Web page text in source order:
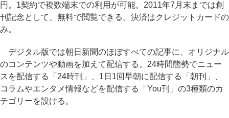
円。1契約で複数端末での利用が可能。2011年7月末までは創
刊記念として、無料で閲覧できる。決済はクレジットカードの
み。
デジタル版では朝日新聞のほぼすべての記事に、オリジナル
のコンテンツや動画を加えて配信する。24時間態勢でニュー
スを配信する「24時刊」、1日1回早朝に配信する「朝刊」、
コラムやエンタメ情報などを配信する「You刊」の3種類のカ
テゴリーを設ける。